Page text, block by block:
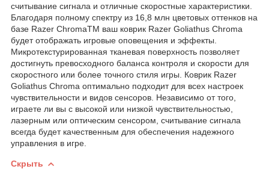
считывание сигнала и отличные скоростные характеристики.
Благодаря полному спектру из 16,8 млн цветовых оттенков на
базе Razer ChromaTM ваш коврик Razer Goliathus Chroma
будет отображать игровые оповещения и эффекты.
Микротекстурированная тканевая поверхность позволяет
достигнуть превосходного баланса контроля и скорости для
скоростного или более точного стиля игры. Коврик Razer
Goliathus Chroma оптимально подходит для всех настроек
чувствительности и видов сенсоров. Независимо от того,
играете ли вы с высокой или низкой чувствительностью,
лазерным или оптическим сенсором, считывание сигнала
всегда будет качественным для обеспечения надежного
управления в игре.
Скрыть